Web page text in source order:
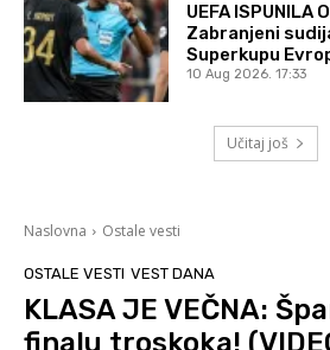
UEFA ISPUNILA
Zabranjeni
Superkupu
10 Aug 2026. 17:33
Učitaj još